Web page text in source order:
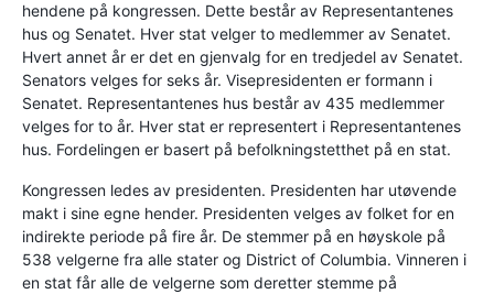
hendene på kongressen. Dette består av Representantenes
hus og Senatet. Hver stat velger to medlemmer av Senatet.
Hvert annet år er det en gjenvalg for en tredjedel av Senatet.
Senators velges for seks år. Visepresidenten er formann i
Senatet. Representantenes hus består av 435 medlemmer
velges for to år. Hver stat er representert i Representantenes
hus. Fordelingen er basert på befolkningstetthet på en stat.
Kongressen ledes av presidenten. Presidenten har utøvende
makt i sine egne hender. Presidenten velges av folket for en
indirekte periode på fire år. De stemmer på en høyskole på
538 velgerne fra alle stater og District of Columbia. Vinneren i
en stat får alle de velgerne som deretter stemme på